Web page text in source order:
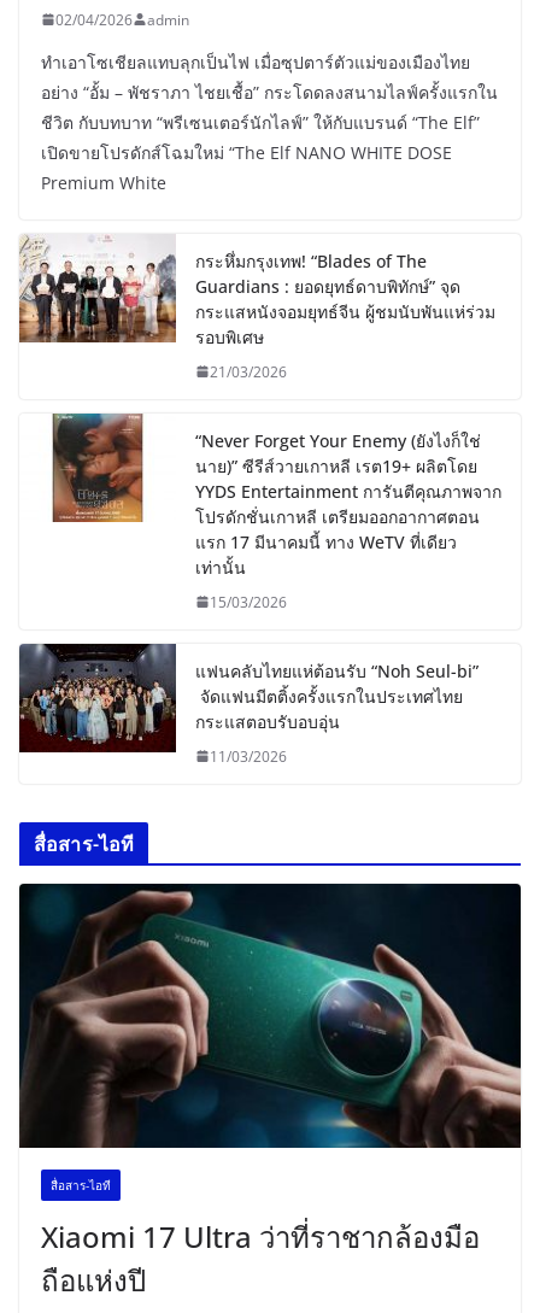
02/04/2026 admin
ทำเอาโซเชียลแทบลุกเป็นไฟ เมื่อซุปตาร์ตัวแม่ของเมืองไทย
อย่าง “อั้ม – พัชราภา ไชยเชื้อ” กระโดดลงสนามไลฟ์ครั้งแรกใน
ชีวิต กับบทบาท “พรีเซนเตอร์นักไลฟ์” ให้กับแบรนด์ “The Elf”
เปิดขายโปรดักส์โฉมใหม่ “The Elf NANO WHITE DOSE
Premium White
กระหึ่มกรุงเทพ! “Blades of The
Guardians : ยอดยุทธ์ดาบพิทักษ์” จุด
กระแสหนังจอมยุทธ์จีน ผู้ชมนับพันแห่ร่วม
รอบพิเศษ
21/03/2026
“Never Forget Your Enemy (ยังไงก็ใช่
นาย)” ซีรีส์วายเกาหลี เรต19+ ผลิตโดย
YYDS Entertainment การันตีคุณภาพจาก
โปรดักชั่นเกาหลี เตรียมออกอากาศตอน
แรก 17 มีนาคมนี้ ทาง WeTV ที่เดียว
เท่านั้น
15/03/2026
แฟนคลับไทยแห่ต้อนรับ “Noh Seul-bi”
จัดแฟนมีตติ้งครั้งแรกในประเทศไทย
กระแสตอบรับอบอุ่น
11/03/2026
สื่อสาร-ไอที
สื่อสาร-ไอที
Xiaomi 17 Ultra ว่าที่ราชากล้องมือ
ถือแห่งปี